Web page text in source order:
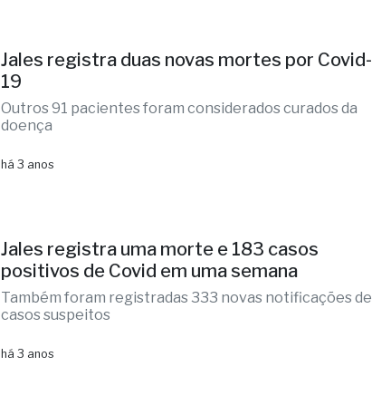
Jales registra duas novas mortes por Covid-
19
Outros 91 pacientes foram considerados curados da
doença
há 3 anos
Jales registra uma morte e 183 casos
positivos de Covid em uma semana
Também foram registradas 333 novas notificações de
casos suspeitos
há 3 anos